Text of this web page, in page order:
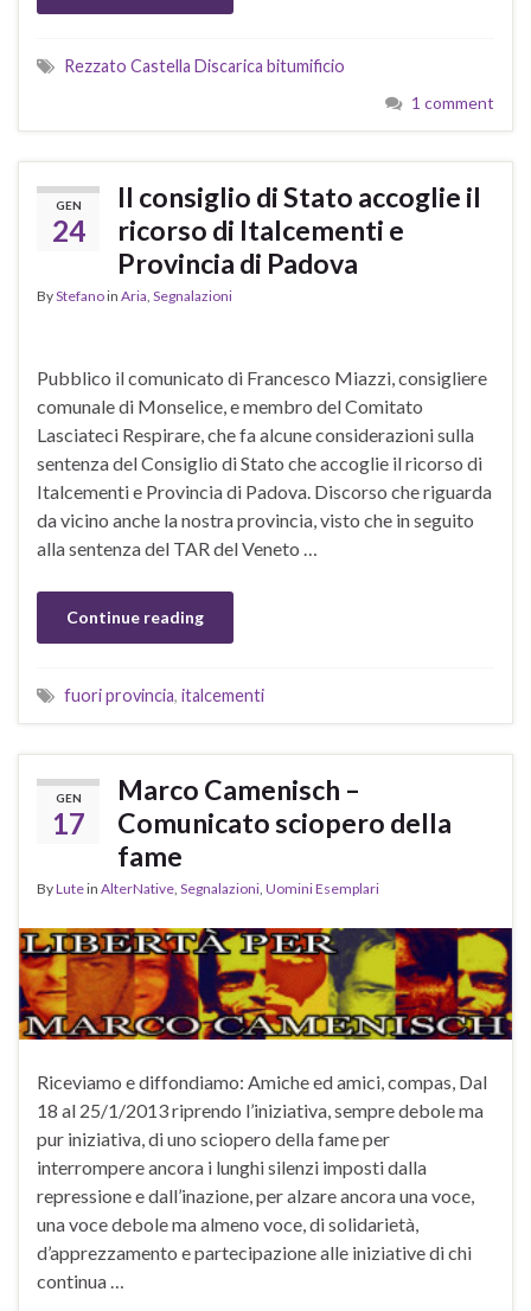
Rezzato Castella Discarica bitumificio
1 comment
GEN
24
Il consiglio di Stato accoglie il
ricorso di Italcementi e
Provincia di Padova
ByStefanoin Aria, Segnalazioni
Pubblico il comunicato di Francesco Miazzi, consigliere
comunale di Monselice, e membro del Comitato
Lasciateci Respirare, che fa alcune considerazioni sulla
sentenza del Consiglio di Stato che accoglie il ricorso di
Italcementi e Provincia di Padova. Discorso che riguarda
da vicino anche la nostra provincia, visto che in seguito
alla sentenza del TAR del Veneto …
Continue reading
fuori provincia, italcementi
GEN
17
Marco Camenisch –
Comunicato sciopero della
fame
ByLutein AlterNative, Segnalazioni, Uomini Esemplari
Riceviamo e diffondiamo: Amiche ed amici, compas, Dal
18 al 25/1/2013 riprendo l’iniziativa, sempre debole ma
pur iniziativa, di uno sciopero della fame per
interrompere ancora i lunghi silenzi imposti dalla
repressione e dall’inazione, per alzare ancora una voce,
una voce debole ma almeno voce, di solidarietà,
d’apprezzamento e partecipazione alle iniziative di chi
continua …